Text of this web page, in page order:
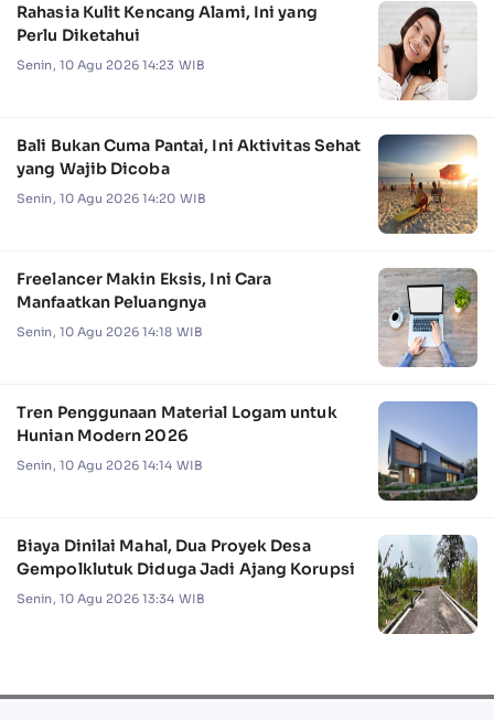
Rahasia Kulit Kencang Alami, Ini yang
Perlu Diketahui
Senin, 10 Agu 2026 14:23 WIB
Bali Bukan Cuma Pantai, Ini Aktivitas Sehat
yang Wajib Dicoba
Senin, 10 Agu 2026 14:20 WIB
Freelancer Makin Eksis, Ini Cara
Manfaatkan Peluangnya
Senin, 10 Agu 2026 14:18 WIB
Tren Penggunaan Material Logam untuk
Hunian Modern 2026
Senin, 10 Agu 2026 14:14 WIB
Biaya Dinilai Mahal, Dua Proyek Desa
Gempolklutuk Diduga Jadi Ajang Korupsi
Senin, 10 Agu 2026 13:34 WIB